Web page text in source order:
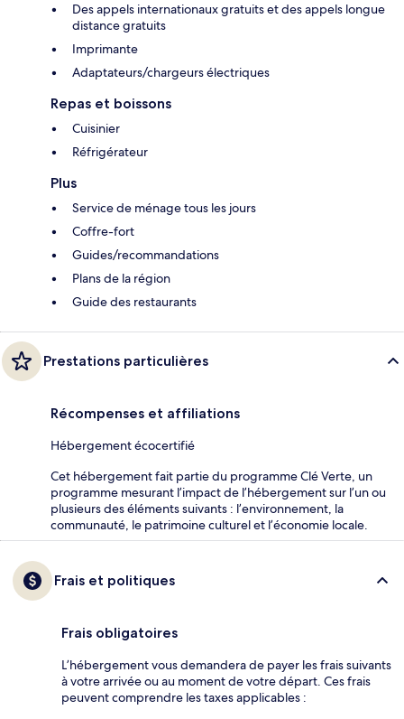
Des appels internationaux gratuits et des appels longue
distance gratuits
Imprimante
Adaptateurs/chargeurs électriques
Repas et boissons
Cuisinier
Réfrigérateur
Plus
Service de ménage tous les jours
Coffre-fort
Guides/recommandations
Plans de la région
Guide des restaurants
Prestations particulières
Récompenses et affiliations
Hébergement écocertifié
Cet hébergement fait partie du programme Clé Verte, un
programme mesurant l’impact de l’hébergement sur l’un ou
plusieurs des éléments suivants : l’environnement, la
communauté, le patrimoine culturel et l’économie locale.
Frais et politiques
Frais obligatoires
L’hébergement vous demandera de payer les frais suivants
à votre arrivée ou au moment de votre départ. Ces frais
peuvent comprendre les taxes applicables :